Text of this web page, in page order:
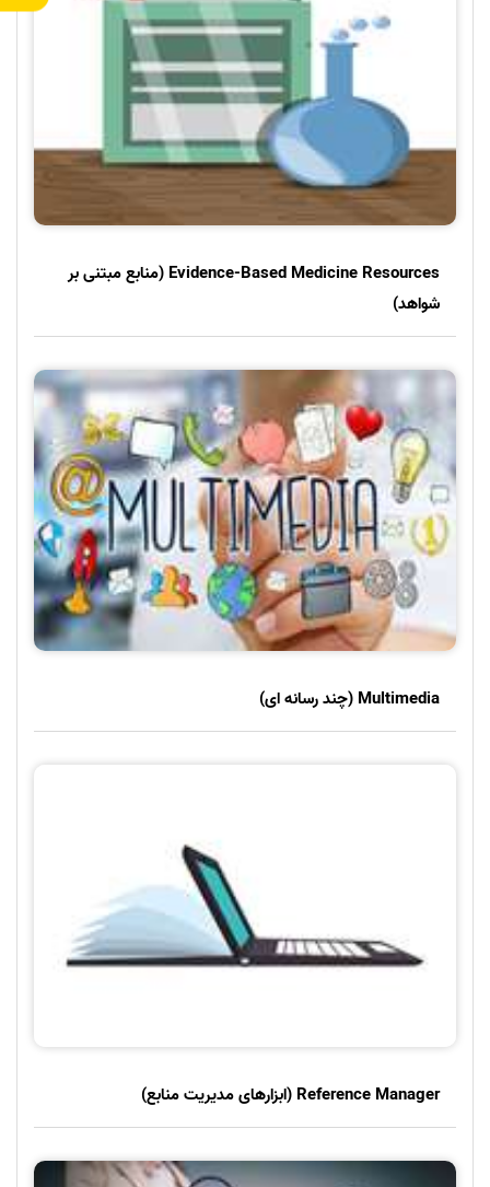
Evidence-Based Medicine Resources (منابع مبتنی بر
شواهد)
Multimedia (چند رسانه ای)
Reference Manager (ابزارهای مدیریت منابع)